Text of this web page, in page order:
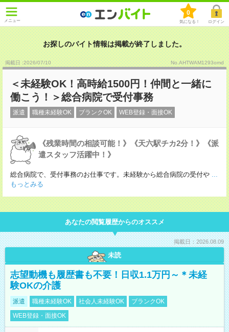
メニュー
0
気になる！ ログイン
お探しのバイト情報は掲載が終了しました。
掲載日 :2026/07/10 No.AHTWAM1293omd
＜未経験OK！高時給1500円！仲間と一緒に
働こう！＞総合病院で受付事務
派遣 職種未経験OK ブランクOK WEB登録・面接OK
《残業時間の相談可能！》《天六駅チカ2分！》《派
遣スタッフ活躍中！》
総合病院で、受付事務のお仕事です。未経験から総合病院の受付や ...
もっとみる
あなたの閲覧履歴からのオススメ
掲載日：2026.08.09
未読
志望動機も履歴書も不要！日収1.1万円～＊未経
験OKの介護
派遣 職種未経験OK 社会人未経験OK
ブランクOK
WEB登録・面接OK